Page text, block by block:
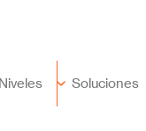
Soluciones